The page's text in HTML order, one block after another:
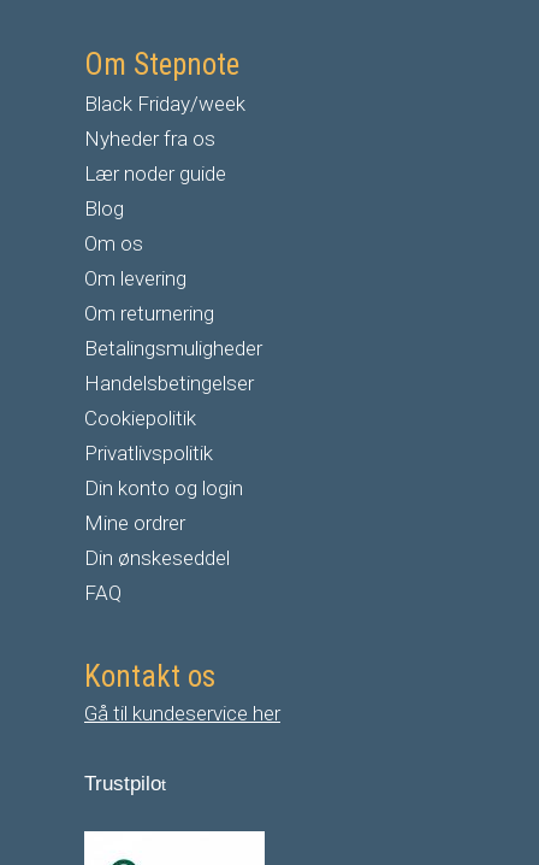
Om Stepnote
Black Friday/week
Nyheder fra os
Lær noder guide
Blog
Om os
Om levering
Om returnering
Betalingsmuligheder
Handelsbetingelser
Cookiepolitik
Privatlivspolitik
Din konto og login
Mine ordrer
Din ønskeseddel
FAQ
Kontakt os
Gå til kundeservice her
Trustpilot